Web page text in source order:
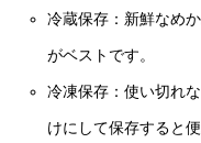
冷蔵保存：新鮮なめ
がベストです。
冷凍保存：使い切れ
けにして保存すると便